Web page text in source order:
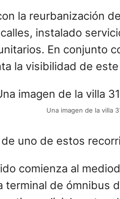
Una imagen de la villa
uno de estos
terminal de ómnibus
policial
grupo de visitantes inicia el